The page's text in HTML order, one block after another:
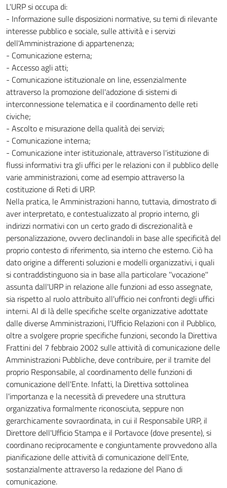
L'URP si occupa di:
- Informazione sulle disposizioni normative, su temi di rilevante
interesse pubblico e sociale, sulle attività e i servizi
dell'Amministrazione di appartenenza;
- Comunicazione esterna;
- Accesso agli atti;
- Comunicazione istituzionale on line, essenzialmente
attraverso la promozione dell'adozione di sistemi di
interconnessione telematica e il coordinamento delle reti
civiche;
- Ascolto e misurazione della qualità dei servizi;
- Comunicazione interna;
- Comunicazione inter istituzionale, attraverso l'istituzione di
flussi informativi tra gli uffici per le relazioni con il pubblico delle
varie amministrazioni, come ad esempio attraverso la
costituzione di Reti di URP.
Nella pratica, le Amministrazioni hanno, tuttavia, dimostrato di
aver interpretato, e contestualizzato al proprio interno, gli
indirizzi normativi con un certo grado di discrezionalità e
personalizzazione, ovvero declinandoli in base alle specificità del
proprio contesto di riferimento, sia interno che esterno. Ciò ha
dato origine a differenti soluzioni e modelli organizzativi, i quali
si contraddistinguono sia in base alla particolare ''vocazione''
assunta dall'URP in relazione alle funzioni ad esso assegnate,
sia rispetto al ruolo attribuito all'ufficio nei confronti degli uffici
interni. Al di là delle specifiche scelte organizzative adottate
dalle diverse Amministrazioni, l'Ufficio Relazioni con il Pubblico,
oltre a svolgere proprie specifiche funzioni, secondo la Direttiva
Frattini del 7 febbraio 2002 sulle attività di comunicazione delle
Amministrazioni Pubbliche, deve contribuire, per il tramite del
proprio Responsabile, al coordinamento delle funzioni di
comunicazione dell'Ente. Infatti, la Direttiva sottolinea
l'importanza e la necessità di prevedere una struttura
organizzativa formalmente riconosciuta, seppure non
gerarchicamente sovraordinata, in cui il Responsabile URP, il
Direttore dell'Ufficio Stampa e il Portavoce (dove presente), si
coordinano reciprocamente e congiuntamente provvedono alla
pianificazione delle attività di comunicazione dell'Ente,
sostanzialmente attraverso la redazione del Piano di
comunicazione.